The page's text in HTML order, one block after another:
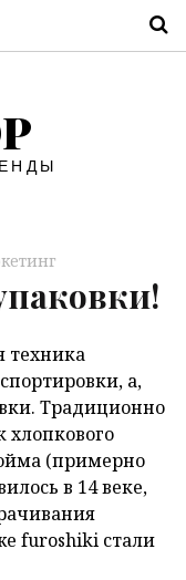
техника
а,
Традиционно
хлопкового
(примерно
в 14 веке,
furoshiki стали